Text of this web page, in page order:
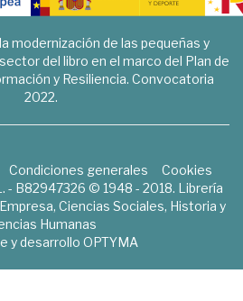
modernización de las pequeñas y
del libro en el marco del Plan de
y Resiliencia. Convocatoria
2022.
Condiciones generales
Cookies
- B82947326 © 1948 - 2018. Librería
Ciencias Sociales, Historia y
Humanas
y desarrollo OPTYMA